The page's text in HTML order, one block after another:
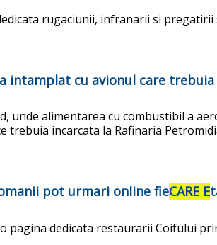
rugaciunii, infranarii si
intamplat cu avionul care
unde alimentarea cu combustibil a
trebuia incarcata la Rafinaria
pot urmari online fieCARE E
pagina dedicata restaurarii Coifului